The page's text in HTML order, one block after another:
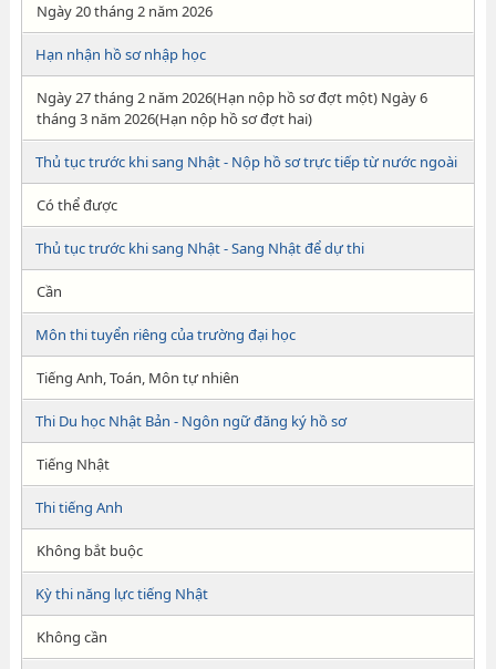
Ngày 20 tháng 2 năm 2026
Hạn nhận hồ sơ nhập học
Ngày 27 tháng 2 năm 2026(Hạn nộp hồ sơ đợt một) Ngày 6
tháng 3 năm 2026(Hạn nộp hồ sơ đợt hai)
Thủ tục trước khi sang Nhật - Nộp hồ sơ trực tiếp từ nước ngoài
Có thể được
Thủ tục trước khi sang Nhật - Sang Nhật để dự thi
Cần
Môn thi tuyển riêng của trường đại học
Tiếng Anh, Toán, Môn tự nhiên
Thi Du học Nhật Bản - Ngôn ngữ đăng ký hồ sơ
Tiếng Nhật
Thi tiếng Anh
Không bắt buộc
Kỳ thi năng lực tiếng Nhật
Không cần